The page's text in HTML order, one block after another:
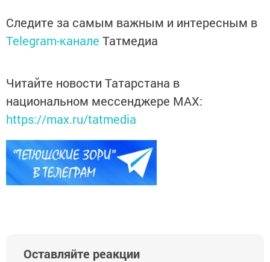
Следите за самым важным и интересным в
Telegram-канале Татмедиа
Читайте новости Татарстана в
национальном мессенджере MАХ:
https://max.ru/tatmedia
Оставляйте реакции